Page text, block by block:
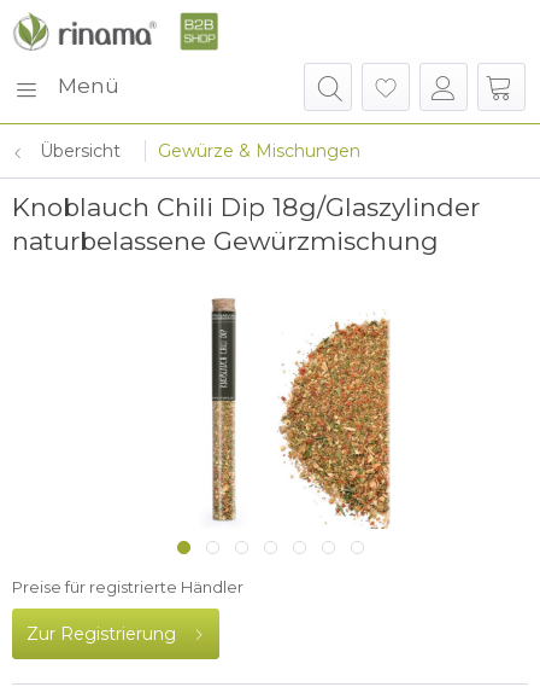
Menü
Übersicht Gewürze & Mischungen
Knoblauch Chili Dip 18g/Glaszylinder
naturbelassene Gewürzmischung
Preise für registrierte Händler
Zur Registrierung